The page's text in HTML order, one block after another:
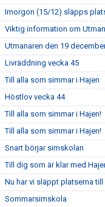
Imorgon (15/12) släpps
Viktig information om
Utmanaren den 19
Livräddning vecka 45
Till alla som simmar i Hajen
Höstlov vecka 44
Till alla som simmar i Hajen!
Till alla som simmar i Hajen!
Snart börjar simskolan
Till dig som är klar med
Nu har vi släppt platserna
Sommarsimskola